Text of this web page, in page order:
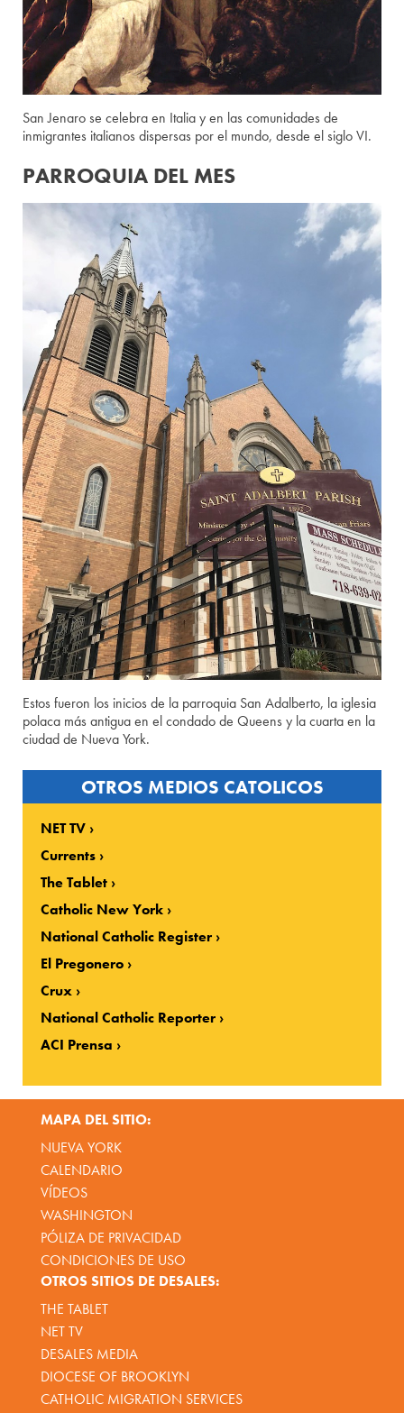
San Jenaro se celebra en Italia y en las comunidades de
inmigrantes italianos dispersas por el mundo, desde el siglo VI.
PARROQUIA DEL MES
Estos fueron los inicios de la parroquia San Adalberto, la iglesia
polaca más antigua en el condado de Queens y la cuarta en la
ciudad de Nueva York.
OTROS MEDIOS CATOLICOS
NET TV
Currents
The Tablet
Catholic New York
National Catholic Register
El Pregonero
Crux
National Catholic Reporter
ACI Prensa
MAPA DEL SITIO:
NUEVA YORK
CALENDARIO
VÍDEOS
WASHINGTON
PÓLIZA DE PRIVACIDAD
CONDICIONES DE USO
OTROS SITIOS DE DESALES:
THE TABLET
NET TV
DESALES MEDIA
DIOCESE OF BROOKLYN
CATHOLIC MIGRATION SERVICES